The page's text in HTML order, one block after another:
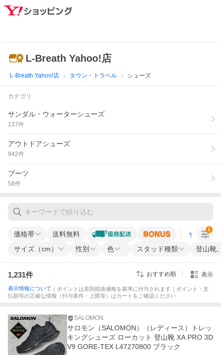
L-Breath Yahoo!店
L-Breath Yahoo!店 タウン・トラベル シューズ
カテゴリ
サンダル・ウォーターシューズ
137件
アウトドアシューズ
942件
ブーツ
58件
価格帯 送料無料 すべての条
サイズ（cm） 性別 色 スタッド種類 登山靴
1
1,231件 おすすめ順 表示
表示情報について ｜ポイントは原則税抜価格を基準に付与されます｜ポイント・支
払額等の正確な情報（付与条件・上限等）はカートをご確認ください
SALOMON
サロモン（SALOMON）（レディース）トレッ
キングシューズ ローカット 登山靴 XA PRO 3D
V9 GORE-TEX L47270800 ブラック